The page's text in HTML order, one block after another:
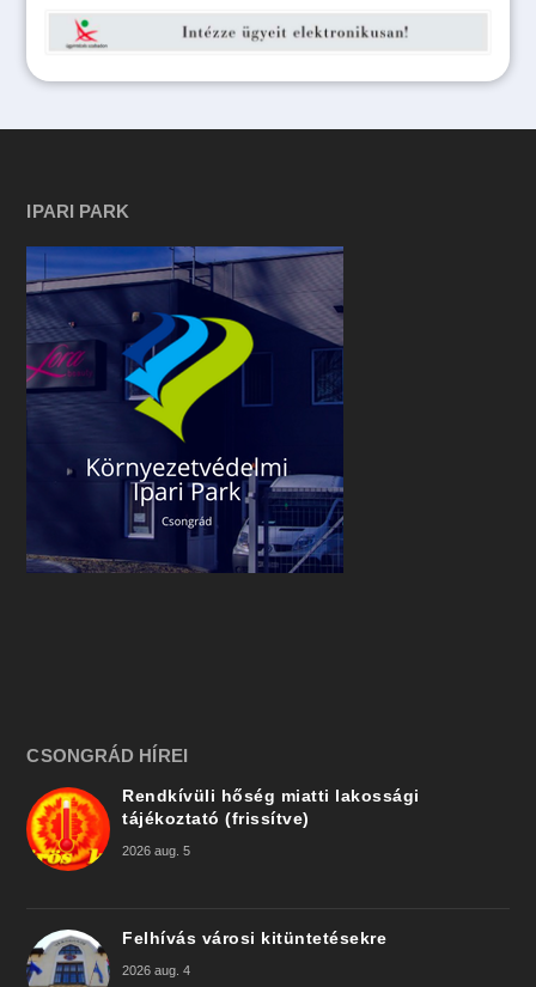
IPARI PARK
CSONGRÁD HÍREI
Rendkívüli hőség miatti lakossági
tájékoztató (frissítve)
2026 aug. 5
Felhívás városi kitüntetésekre
2026 aug. 4